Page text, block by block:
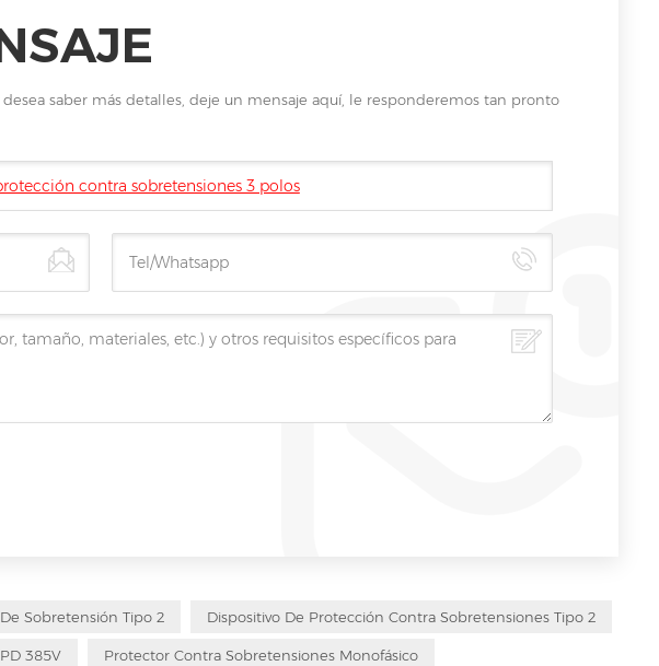
saber más detalles, deje un mensaje aquí, le responderemos tan pronto
contra sobretensiones 3 polos
Sobretensión Tipo 2 Dispositivo De Protección Contra Sobretensiones Tipo 2
385V Protector Contra Sobretensiones Monofásico